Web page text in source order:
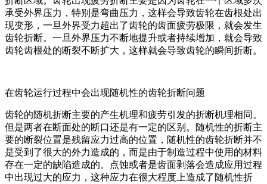
承受外界压力，特别是弯曲压力，这样会导致齿轮在齿根处出
现变形，一旦外界受力超出了齿轮的齿面疲劳极限，就会发生
齿轮折断。一旦外界压力不断地提升或者持续增加，就会导致
齿轮齿根处的断裂不断扩大，这样就会导致齿轮的瞬间折断。
在齿轮运行过程中会出现随机性的齿轮折断问题
齿轮的随机折断主要的产生机理和疲劳引发的折断机理相同。
但是两者在断面处的断口还是有一定的区别。随机性的折断主
要的断裂位置是残留应力过高的位置，随机性的齿轮折断并不
是受到了很大的外力造成的，而是由于制造过程中使用的材料
存在一定的缺陷造成的。点蚀或者是齿面剥落会造成应用过程
中出现过大的应力，这种应力在很大程度上造成了随机性折